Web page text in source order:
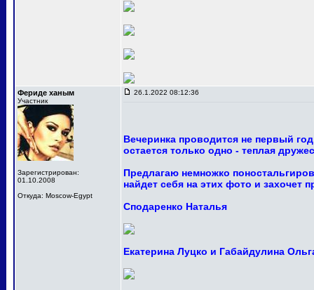
Фериде ханым
Участник
Зарегистрирован:
01.10.2008
Откуда: Moscow-Egypt
26.1.2022 08:12:36
Вечеринка проводится не первый
остается только одно - теплая
Предлагаю немножко
найдет себя на этих фото и захочет
Сподаренко Наталья
Екатерина Луцко и Габайдулина